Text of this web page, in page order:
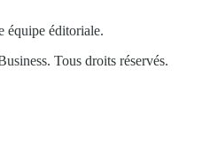
équipe éditoriale.
Tous droits réservés.